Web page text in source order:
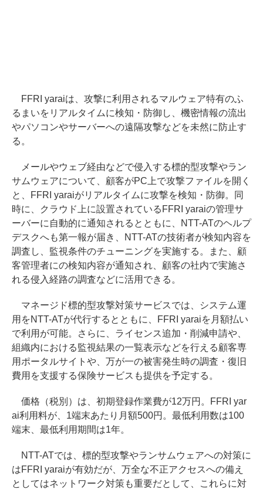
FFRI yaraiは、攻撃に利用されるマルウェア特有のふ
るまいをリアルタイムに検知・防御し、機密情報の流出
やパソコンやサーバーへの遠隔攻撃などを未然に防止す
る。
メールやウェブ経由などで侵入する標的型攻撃やラン
サムウェアについて、顧客がPC上で攻撃ファイルを開く
と、FFRI yaraiがリアルタイムに攻撃を検知・防御。同
時に、クラウド上に設置されているFFRI yaraiの管理サ
ーバーに自動的に通知されるとともに、NTT-ATのヘルプ
デスクへも第一報が届き、NTT-ATの技術者が検知内容を
調査し、監視条件のチューニングを実施する。また、顧
客管理者にの検知内容が通知され、顧客の社内で実施さ
れる侵入経路の調査などに活用できる。
マネージド標的型攻撃対策サービスでは、システム運
用をNTT-ATが代行するとともに、FFRI yaraiを月額払い
で利用が可能。さらに、ライセンス追加・削減申請や、
組織内における監視結果の一覧表示などを行える顧客専
用ポータルサイトや、万が一の被害発生時の調査・復旧
費用を支援する保険サービスも提供を予定する。
価格（税別）は、初期登録作業費が12万円。FFRI yar
ai利用料が、1端末あたり月額500円。最低利用数は100
端末、最低利用期間は1年。
NTT-ATでは、標的型攻撃やランサムウェアへの対策に
はFFRI yaraiが有効だが、万全な不正アクセスへの備え
としてはネットワーク対策も重要だとして、これらに対